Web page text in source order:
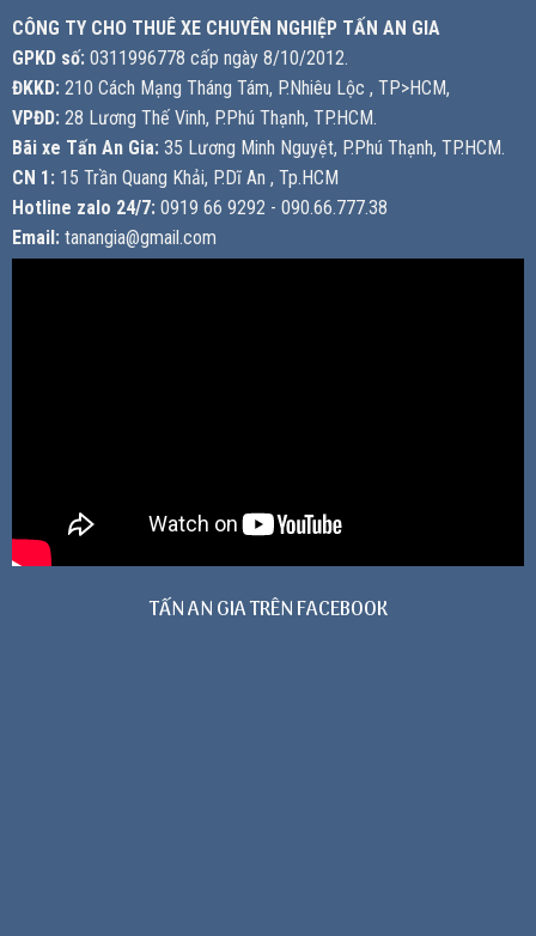
CÔNG TY CHO THUÊ XE CHUYÊN NGHIỆP TẤN AN GIA
GPKD số: 0311996778 cấp ngày 8/10/2012.
ĐKKD: 210 Cách Mạng Tháng Tám, P.Nhiêu Lộc , TP>HCM,
VPĐD: 28 Lương Thế Vinh, P.Phú Thạnh, TP.HCM.
Bãi xe Tấn An Gia: 35 Lương Minh Nguyệt, P.Phú Thạnh, TP.HCM.
CN 1: 15 Trần Quang Khải, P.Dĩ An , Tp.HCM
Hotline zalo 24/7: 0919 66 9292 - 090.66.777.38
Email: tanangia@gmail.com
TẤN AN GIA TRÊN FACEBOOK